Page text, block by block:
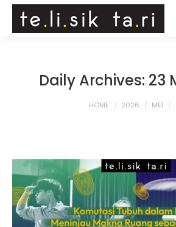
Daily Archives: 23
You are here:
HOME 2026 MEI